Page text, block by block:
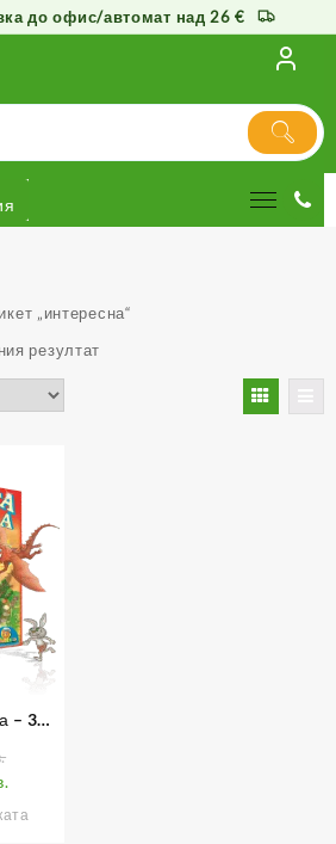
до офис/автомат над 26 €
„интересна“
резултат
– 3D